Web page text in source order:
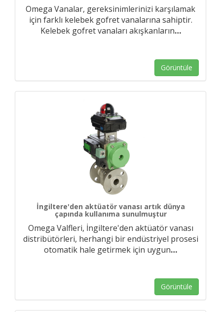
Omega Vanalar, gereksinimlerinizi karşılamak
için farklı kelebek gofret vanalarına sahiptir.
Kelebek gofret vanaları akışkanların…
Görüntüle
İngiltere'den aktüatör vanası artık dünya
çapında kullanıma sunulmuştur
Omega Valfleri, İngiltere'den aktüatör vanası
distribütörleri, herhangi bir endüstriyel prosesi
otomatik hale getirmek için uygun…
Görüntüle